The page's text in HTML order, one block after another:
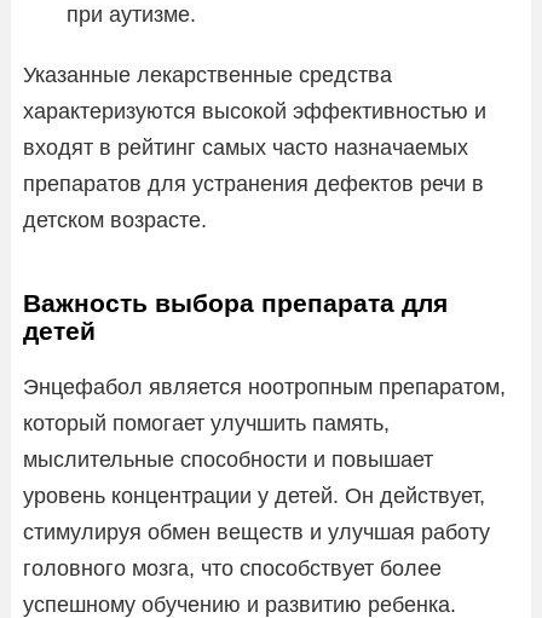
при аутизме.
Указанные лекарственные средства
характеризуются высокой эффективностью и
входят в рейтинг самых часто назначаемых
препаратов для устранения дефектов речи в
детском возрасте.
Важность выбора препарата для
детей
Энцефабол является ноотропным препаратом,
который помогает улучшить память,
мыслительные способности и повышает
уровень концентрации у детей. Он действует,
стимулируя обмен веществ и улучшая работу
головного мозга, что способствует более
успешному обучению и развитию ребенка.